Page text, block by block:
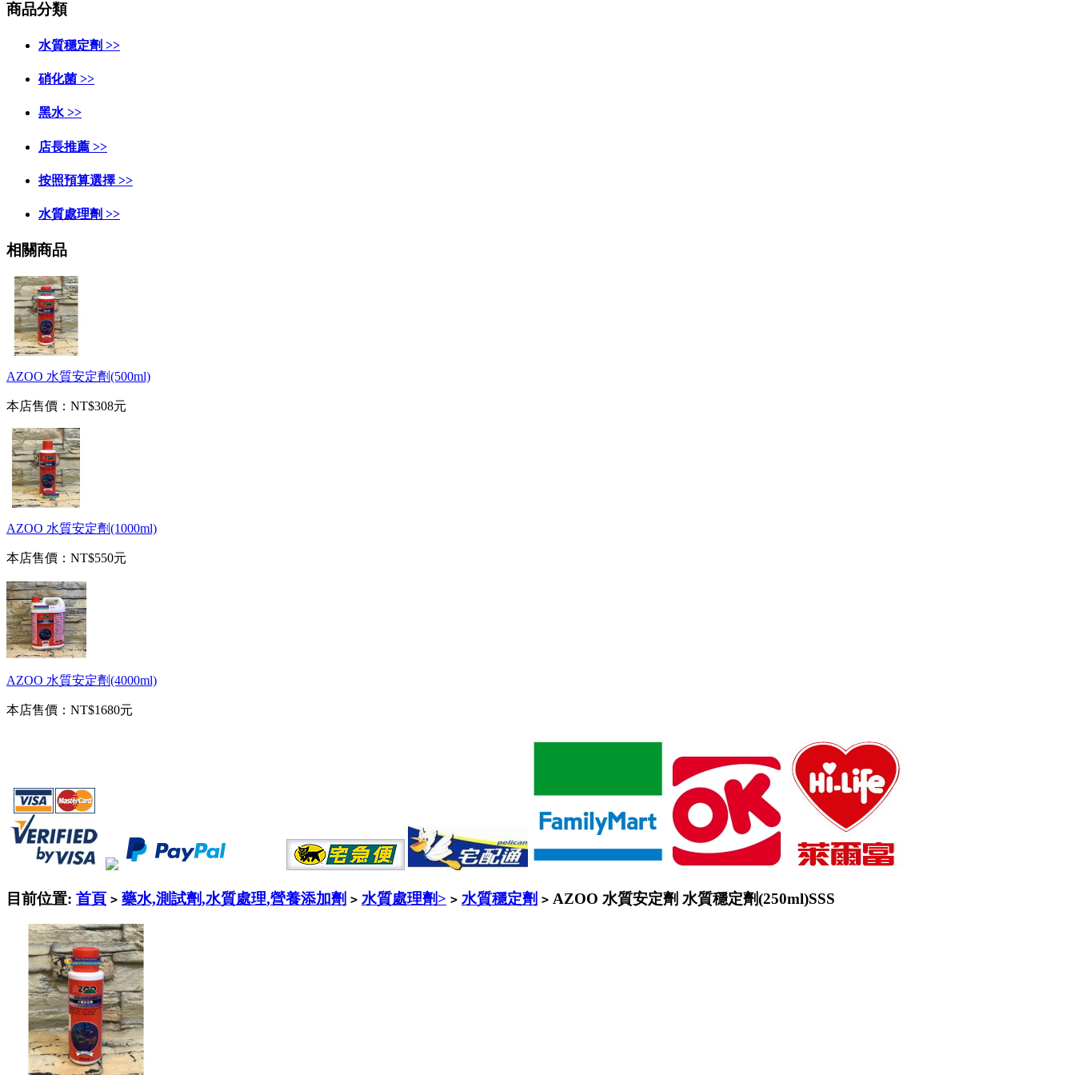
商品分類
水質穩定劑 >>
硝化菌 >>
黑水 >>
店長推薦 >>
按照預算選擇 >>
水質處理劑 >>
相關商品
AZOO 水質安定劑(500ml)
本店售價： NT$308元
AZOO 水質安定劑(1000ml)
本店售價： NT$550元
AZOO 水質安定劑(4000ml)
本店售價： NT$1680元
目前位置: 首頁 > 藥水,測試劑,水質處理,營養添加劑 > 水質處理劑> > 水質穩定劑 > AZOO 水質安定劑 水質穩定劑(250ml)SSS